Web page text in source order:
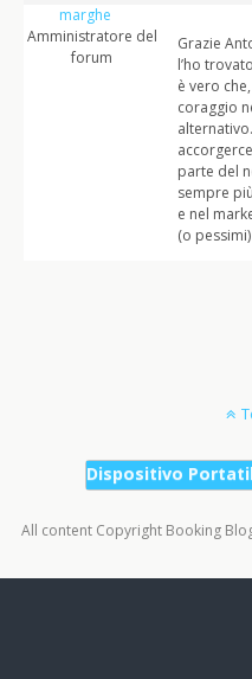
marghe
Amministratore del
forum
Grazie
l’ho
è vero
coraggio
parte del
sempre
e nel
(o
Dispositivo
All content Copyright Booking